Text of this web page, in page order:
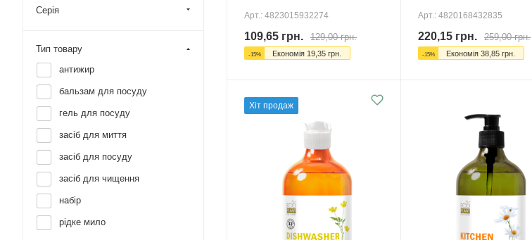
Арт.: 4823015932274
109,65 грн. 129,00грн.
-15% Економія 19,35 грн.
Арт.: 4820168432835
220,15 грн. 259,00грн.
-15% Економія38,85 грн.
Хіт продаж
Серія
Тип товару
антижир
бальзам для посуду
гель для посуду
засіб для миття
засіб для посуду
засіб для чищення
набір
рідке мило